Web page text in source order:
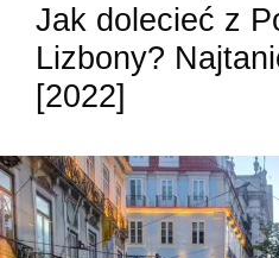
Jak dolecieć z
Lizbony?
[2022]